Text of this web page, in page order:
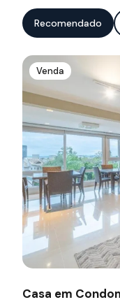
Recomendado
Venda
Casa em